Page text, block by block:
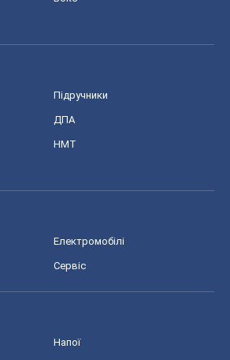
Підручники
ДПА
НМТ
Електромобілі
Сервіс
Напої